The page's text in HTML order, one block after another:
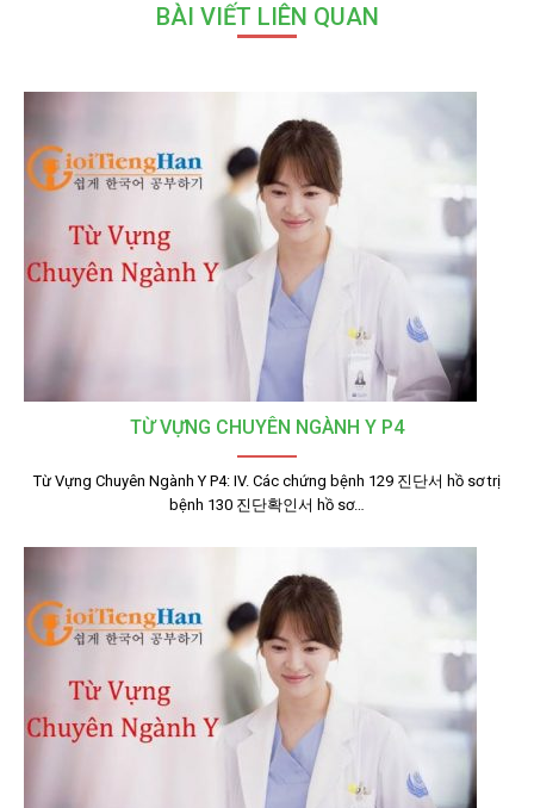
BÀI VIẾT LIÊN QUAN
TỪ VỰNG CHUYÊN NGÀNH Y P4
Từ Vựng Chuyên Ngành Y P4: IV. Các chứng bệnh 129 진단서 hồ sơ trị
bệnh 130 진단확인서 hồ sơ…